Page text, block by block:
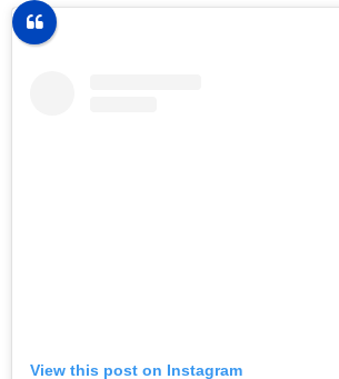
View this post on Instagram